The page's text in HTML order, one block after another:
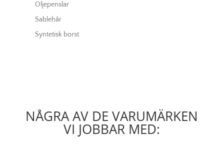
Oljepenslar
Sablehår
Syntetisk borst
NÅGRA AV DE VARUMÄRKEN
VI JOBBAR MED: